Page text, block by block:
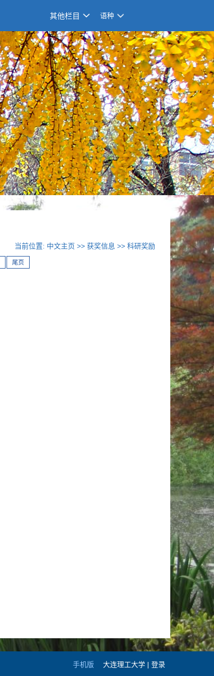
其他栏目 语种
当前位置: 中文主页 >>获奖信息 >>科研奖励
尾页
手机版 大连理工大学 | 登录